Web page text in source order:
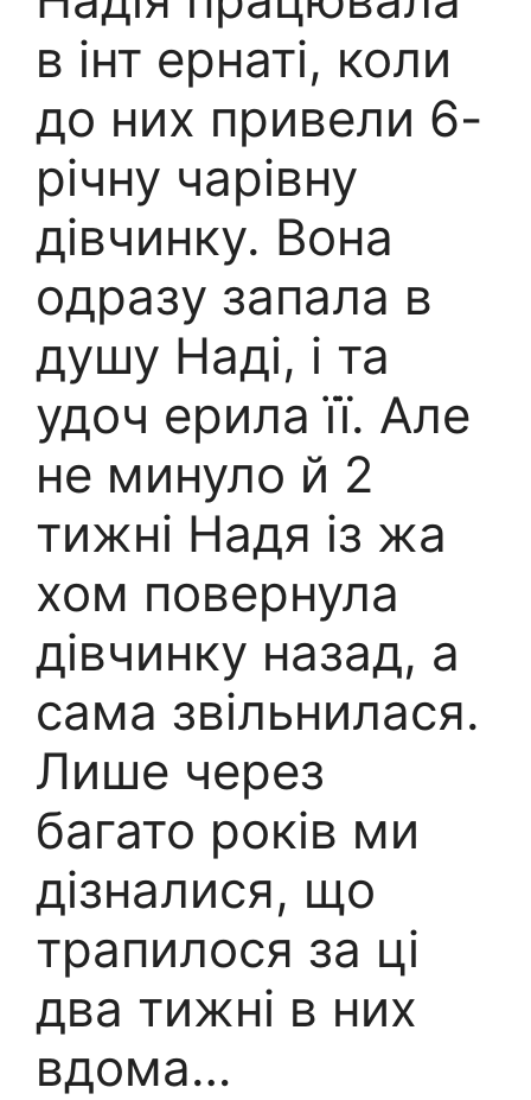
в інт ернаті, коли
до них привели 6-
річну чарівну
дівчинку. Вона
одразу запала в
душу Наді, і та
удоч ерила її. Але
не минуло й 2
тижні Надя із жа
хом повернула
дівчинку назад, а
сама звільнилася.
Лише через
багато років ми
дізналися, що
трапилося за ці
два тижні в них
вдома…